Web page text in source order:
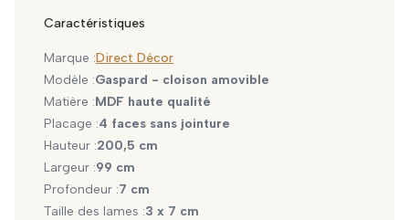
Caractéristiques
Marque :Direct Décor
Modèle :Gaspard - cloison amovible
Matière :MDF haute qualité
Placage :4 faces sans jointure
Hauteur :200,5 cm
Largeur :99 cm
Profondeur :7 cm
Taille des lames :3 x 7 cm